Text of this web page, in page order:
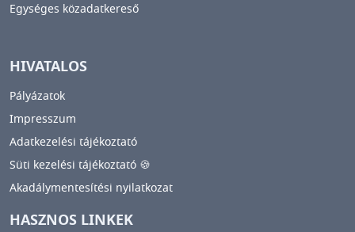
Egységes közadatkereső
HIVATALOS
Pályázatok
Impresszum
Adatkezelési tájékoztató
Süti kezelési tájékoztató 🍪
Akadálymentesítési nyilatkozat
HASZNOS LINKEK